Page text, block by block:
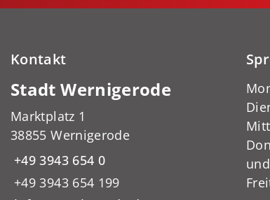
Kontakt
Stadt Wernigerode
Marktplatz 1
38855 Wernigerode
+49 3943 654 0
+49 3943 654 199